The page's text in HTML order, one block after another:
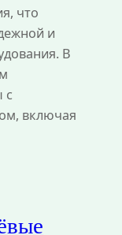
что
и
В
с
включая